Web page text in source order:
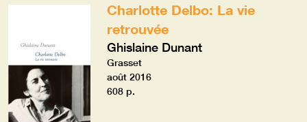
Charlotte Delbo: La vie
retrouvée
Ghislaine Dunant
Grasset
août 2016
608 p.